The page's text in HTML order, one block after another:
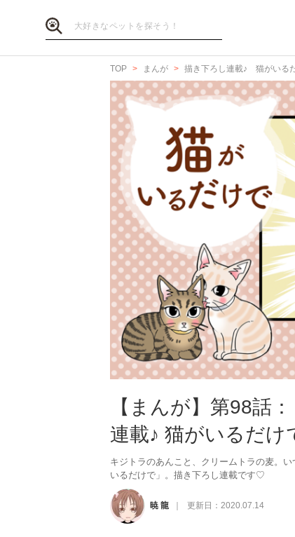
TOP まんが 描き下ろし連載♪ 猫がいる
【まんが】第98話
連載♪ 猫がいるだけ
キジトラのあんこと、クリームトラの麦。
いるだけで」。描き下ろし連載です♡
暁 龍 更新日： 2020.07.14